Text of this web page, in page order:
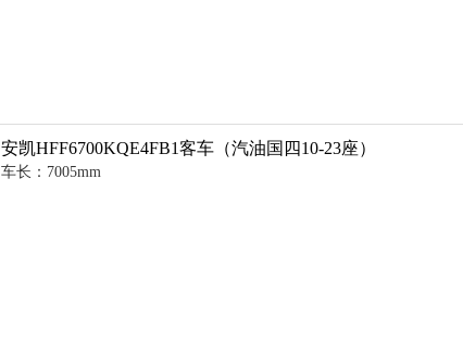
安凯HFF6700KQE4FB1客车（汽油国四10-23座）
车长：7005mm